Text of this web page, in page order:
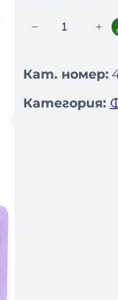
л
ч
− +
Кат. номер:
Категория: